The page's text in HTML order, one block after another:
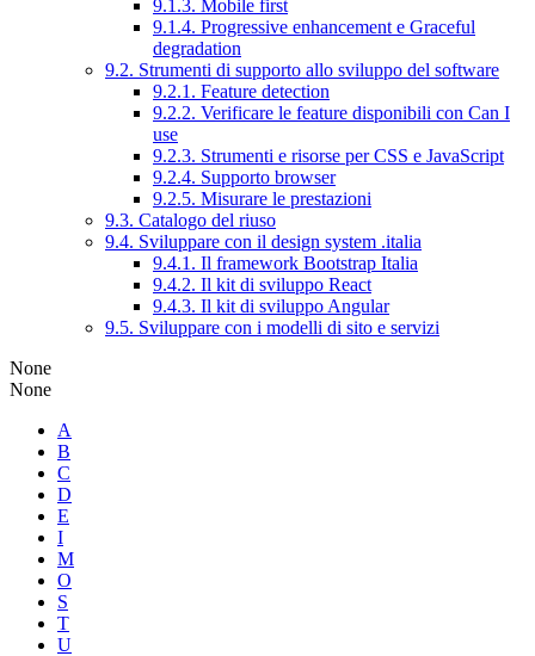
9.1.3. Mobile first
9.1.4. Progressive enhancement e Graceful
degradation
9.2. Strumenti di supporto allo sviluppo del software
9.2.1. Feature detection
9.2.2. Verificare le feature disponibili con Can I
use
9.2.3. Strumenti e risorse per CSS e JavaScript
9.2.4. Supporto browser
9.2.5. Misurare le prestazioni
9.3. Catalogo del riuso
9.4. Sviluppare con il design system .italia
9.4.1. Il framework Bootstrap Italia
9.4.2. Il kit di sviluppo React
9.4.3. Il kit di sviluppo Angular
9.5. Sviluppare con i modelli di sito e servizi
None
None
A
B
C
D
E
I
M
O
S
T
U